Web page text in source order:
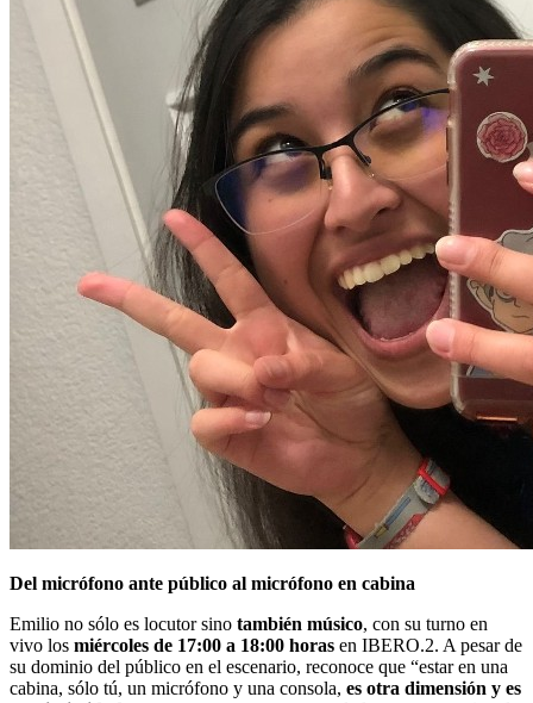
Del micrófono ante público al micrófono en cabina
Emilio no sólo es locutor sino también músico, con su turno en
vivo los miércoles de 17:00 a 18:00 horas en IBERO.2. A pesar de
su dominio del público en el escenario, reconoce que “estar en una
cabina, sólo tú, un micrófono y una consola, es otra dimensión y es